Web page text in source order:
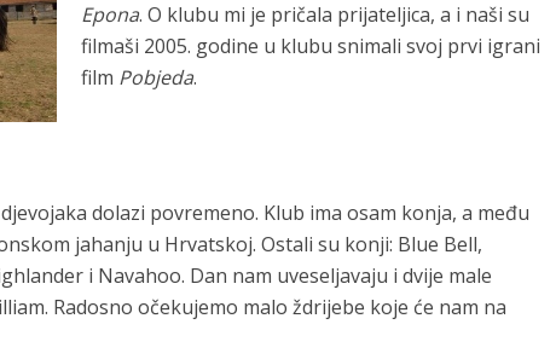
Epona. O klubu mi je pričala prijateljica, a i naši su
filmaši 2005. godine u klubu snimali svoj prvi igrani
film Pobjeda.
dolazi povremeno. Klub ima osam konja, a među
jahanju u Hrvatskoj. Ostali su konji: Blue Bell,
i Navahoo. Dan nam uveseljavaju i dvije male
Radosno očekujemo malo ždrijebe koje će nam na